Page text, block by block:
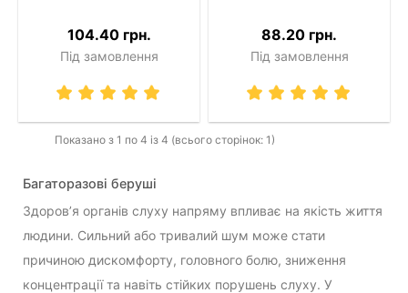
104.40 грн.
Під замовлення
88.20 грн.
Під замовлення
Показано з 1 по 4 із 4 (всього сторінок: 1)
Багаторазові беруші
Здоров’я органів слуху напряму впливає на якість життя
людини. Сильний або тривалий шум може стати
причиною дискомфорту, головного болю, зниження
концентрації та навіть стійких порушень слуху. У